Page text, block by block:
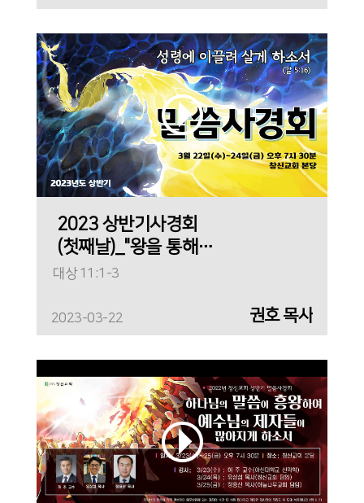
2023 상반기사경회
(첫째날)_"왕을 통해
깨닫는 것"
대상 11:1-3
2023-03-22 권호 목사